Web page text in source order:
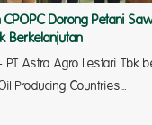
Dorong Petani
Berkelanjutan
PT Astra Agro Lestari Tbk
Producing Countries…